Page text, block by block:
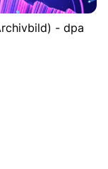
- dpa